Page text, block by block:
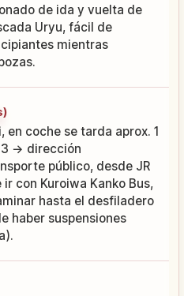
de ida y vuelta de
Uryu, fácil de
mientras
en coche se tarda aprox. 1
→ dirección
público, desde JR
con Kuroiwa Kanko Bus,
hasta el desfiladero
haber suspensiones